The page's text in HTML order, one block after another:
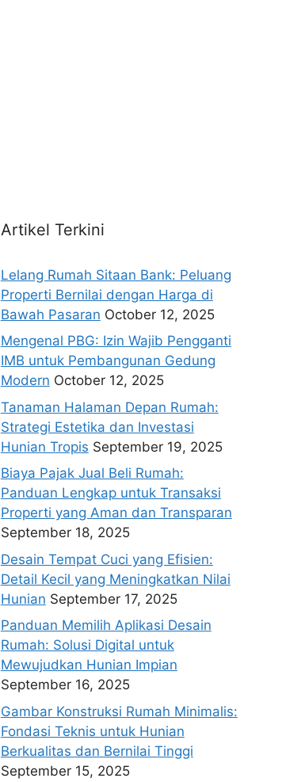
Artikel Terkini
Lelang Rumah Sitaan Bank: Peluang
Properti Bernilai dengan Harga di
Bawah Pasaran October 12, 2025
Mengenal PBG: Izin Wajib Pengganti
IMB untuk Pembangunan Gedung
Modern October 12, 2025
Tanaman Halaman Depan Rumah:
Strategi Estetika dan Investasi
Hunian Tropis September 19, 2025
Biaya Pajak Jual Beli Rumah:
Panduan Lengkap untuk Transaksi
Properti yang Aman dan Transparan
September 18, 2025
Desain Tempat Cuci yang Efisien:
Detail Kecil yang Meningkatkan Nilai
Hunian September 17, 2025
Panduan Memilih Aplikasi Desain
Rumah: Solusi Digital untuk
Mewujudkan Hunian Impian
September 16, 2025
Gambar Konstruksi Rumah Minimalis:
Fondasi Teknis untuk Hunian
Berkualitas dan Bernilai Tinggi
September 15, 2025